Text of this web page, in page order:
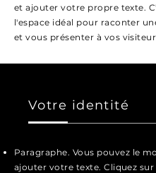
et ajouter votre propre texte.
l'espace idéal pour raconter
et vous présenter à vos
Votre identité
Paragraphe. Vous pouvez le
ajouter votre texte. Cliquez sur